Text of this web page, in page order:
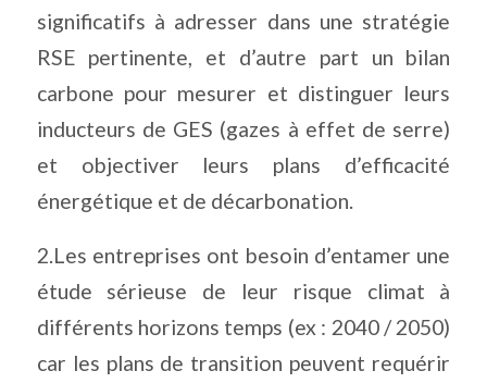
significatifs à adresser dans une stratégie
RSE pertinente, et d’autre part un bilan
carbone pour mesurer et distinguer leurs
inducteurs de GES (gazes à effet de serre)
et objectiver leurs plans d’efficacité
énergétique et de décarbonation.
2.Les entreprises ont besoin d’entamer une
étude sérieuse de leur risque climat à
différents horizons temps (ex : 2040 / 2050)
car les plans de transition peuvent requérir